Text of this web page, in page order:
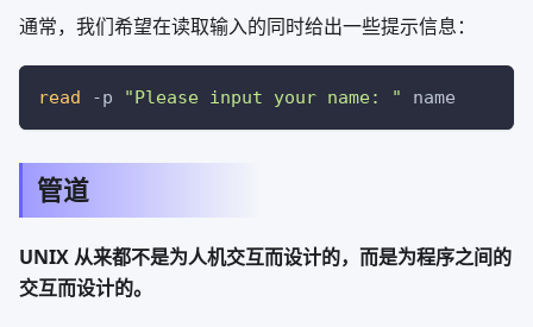
通常，我们希望在读取输入的同时给出一些提示信息：
read -p "Please input your name: " name
管道
UNIX 从来都不是为人机交互而设计的，而是为程序之间的
交互而设计的。